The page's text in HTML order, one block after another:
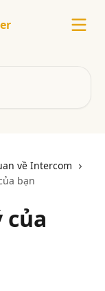
về Intercom
bạn
của